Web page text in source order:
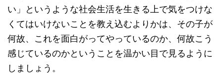
い」というような社会生活を生きる上で気をつけな
くてはいけないことを教え込むよりかは、その子が
何故、これを面白がってやっているのか、何故こう
感じているのかということを温かい目で見るように
しましょう。